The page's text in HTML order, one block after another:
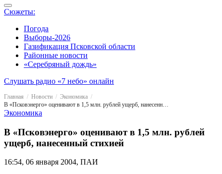
Сюжеты:
Погода
Выборы-2026
Газификация Псковской области
Районные новости
«Серебряный дождь»
Слушать радио «7 небо» онлайн
Главная Новости
Экономика
В «Псковэнерго» оценивают в 1,5 млн. рублей ущерб, нанесенный стихией
Экономика
В «Псковэнерго» оценивают в 1,5 млн. рублей
ущерб, нанесенный стихией
16:54, 06 января 2004, ПАИ